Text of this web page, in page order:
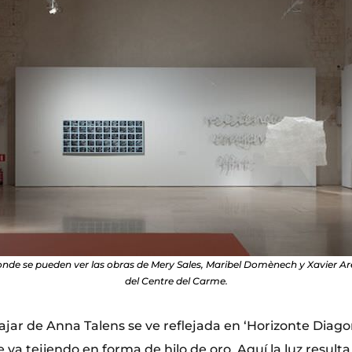
se pueden ver las obras de Mery Sales, Maribel Domènech y Xavier
del Centre del Carme.
de Anna Talens se ve reflejada en ‘Horizonte